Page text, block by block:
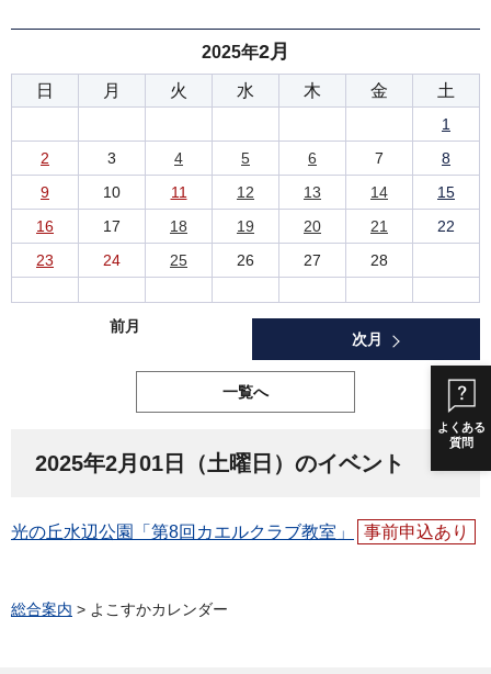
よくある
質問
2025年2月
日 月 火 水 木 金 土
1
2
3 4 5 6 7
8
9
10 11 12 13 14
15
16
17 18 19 20 21
22
23
24 25 26 27 28
前月
次月
一覧へ
2025年2月01日（土曜日）のイベント
光の丘水辺公園「第8回カエルクラブ教室」 事前申込あり
総合案内 > よこすかカレンダー